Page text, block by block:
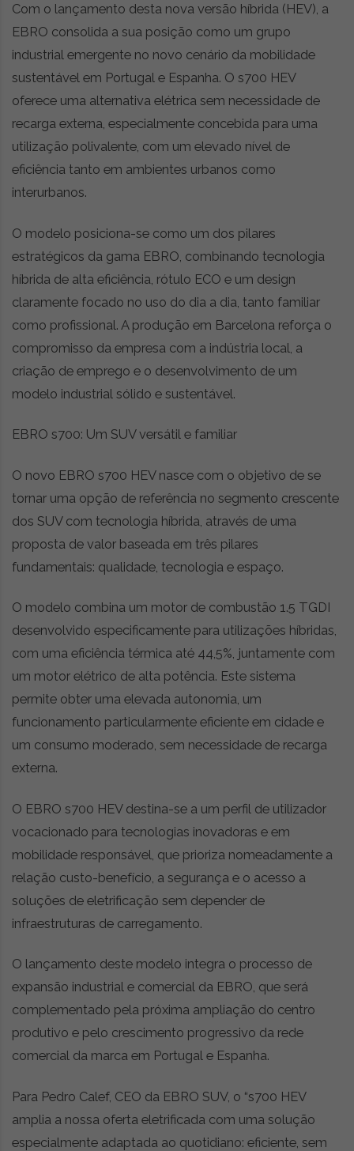
Com o lançamento desta nova versão híbrida (HEV), a
EBRO consolida a sua posição como um grupo
industrial emergente no novo cenário da mobilidade
sustentável em Portugal e Espanha. O s700 HEV
oferece uma alternativa elétrica sem necessidade de
recarga externa, especialmente concebida para uma
utilização polivalente, com um elevado nível de
eficiência tanto em ambientes urbanos como
interurbanos.
O modelo posiciona-se como um dos pilares
estratégicos da gama EBRO, combinando tecnologia
híbrida de alta eficiência, rótulo ECO e um design
claramente focado no uso do dia a dia, tanto familiar
como profissional. A produção em Barcelona reforça o
compromisso da empresa com a indústria local, a
criação de emprego e o desenvolvimento de um
modelo industrial sólido e sustentável.
EBRO s700: Um SUV versátil e familiar
O novo EBRO s700 HEV nasce com o objetivo de se
tornar uma opção de referência no segmento crescente
dos SUV com tecnologia híbrida, através de uma
proposta de valor baseada em três pilares
fundamentais: qualidade, tecnologia e espaço.
O modelo combina um motor de combustão 1.5 TGDI
desenvolvido especificamente para utilizações híbridas,
com uma eficiência térmica até 44,5%, juntamente com
um motor elétrico de alta potência. Este sistema
permite obter uma elevada autonomia, um
funcionamento particularmente eficiente em cidade e
um consumo moderado, sem necessidade de recarga
externa.
O EBRO s700 HEV destina-se a um perfil de utilizador
vocacionado para tecnologias inovadoras e em
mobilidade responsável, que prioriza nomeadamente a
relação custo-benefício, a segurança e o acesso a
soluções de eletrificação sem depender de
infraestruturas de carregamento.
O lançamento deste modelo integra o processo de
expansão industrial e comercial da EBRO, que será
complementado pela próxima ampliação do centro
produtivo e pelo crescimento progressivo da rede
comercial da marca em Portugal e Espanha.
Para Pedro Calef, CEO da EBRO SUV, o “s700 HEV
amplia a nossa oferta eletrificada com uma solução
especialmente adaptada ao quotidiano: eficiente, sem